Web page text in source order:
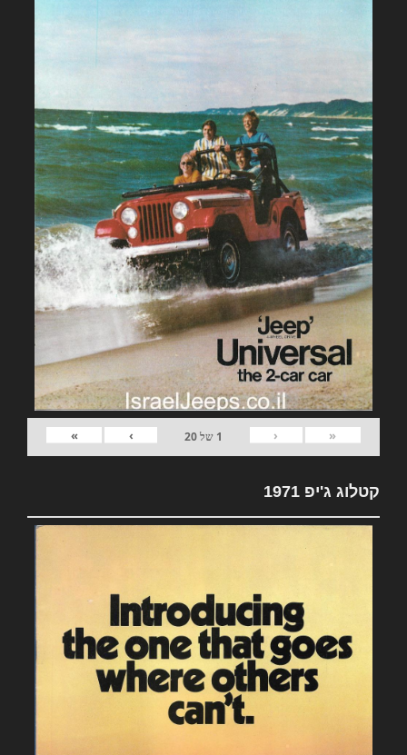
«
‹
1 של20
›
»
קטלוג ג'יפ 1971